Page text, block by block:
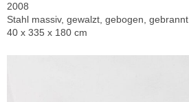
2008
Stahl massiv, gewalzt, gebogen, gebrannt
40 x 335 x 180 cm